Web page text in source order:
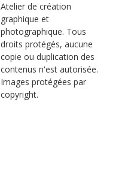
Atelier de création
graphique et
photographique. Tous
droits protégés, aucune
copie ou duplication des
contenus n'est autorisée.
Images protégées par
copyright.